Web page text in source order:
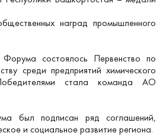
наград промышленного
состоялось Первенство по
среди предприятий химического
стала команда АО
был подписан ряд соглашений,
и социальное развитие региона.